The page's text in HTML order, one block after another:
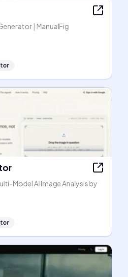
| ManualFig
Model AI Image Analysis by